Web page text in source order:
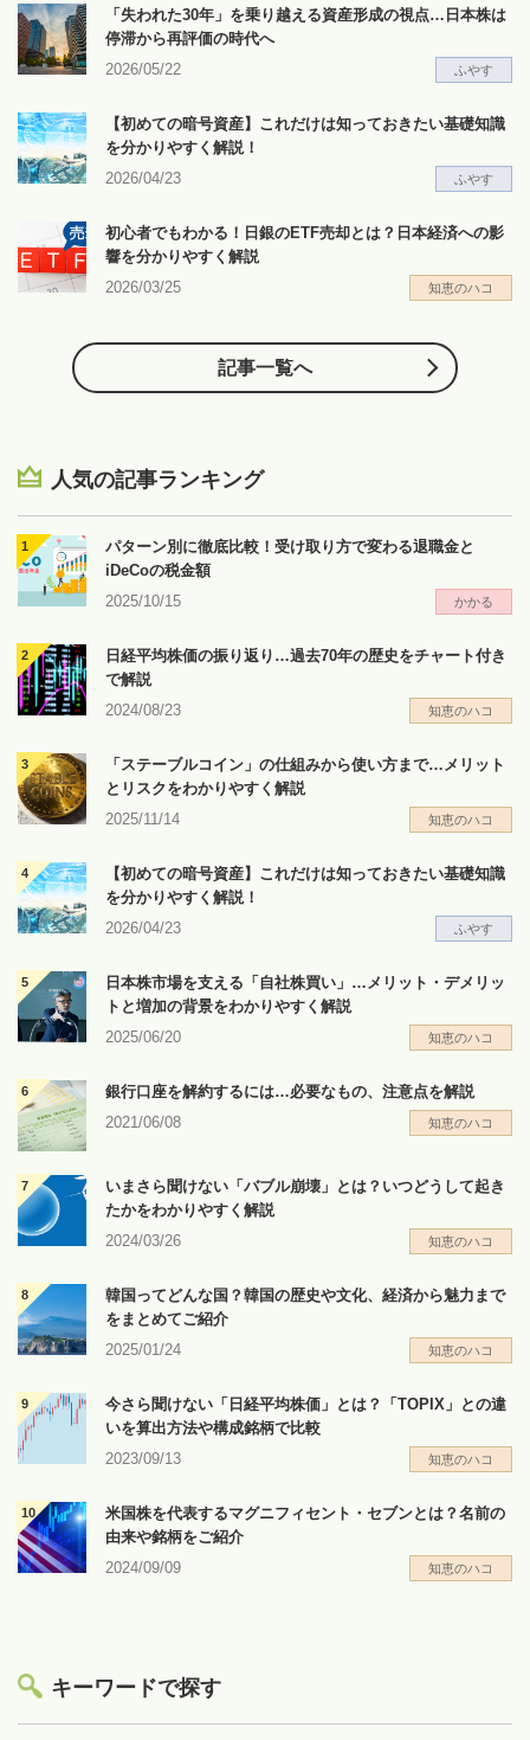
「失われた30年」を乗り越える資産形成の視点…日本株は
停滞から再評価の時代へ
2026/05/22
ふやす
【初めての暗号資産】これだけは知っておきたい基礎知識
を分かりやすく解説！
2026/04/23
ふやす
初心者でもわかる！日銀のETF売却とは？日本経済への影
響を分かりやすく解説
2026/03/25
知恵のハコ
記事一覧へ
人気の記事ランキング
パターン別に徹底比較！受け取り方で変わる退職金と
iDeCoの税金額
2025/10/15
かかる
日経平均株価の振り返り…過去70年の歴史をチャート付き
で解説
2024/08/23
知恵のハコ
「ステーブルコイン」の仕組みから使い方まで…メリット
とリスクをわかりやすく解説
2025/11/14
知恵のハコ
【初めての暗号資産】これだけは知っておきたい基礎知識
を分かりやすく解説！
2026/04/23
ふやす
日本株市場を支える「自社株買い」…メリット・デメリッ
トと増加の背景をわかりやすく解説
2025/06/20
知恵のハコ
銀行口座を解約するには…必要なもの、注意点を解説
2021/06/08
知恵のハコ
いまさら聞けない「バブル崩壊」とは？いつどうして起き
たかをわかりやすく解説
2024/03/26
知恵のハコ
韓国ってどんな国？韓国の歴史や文化、経済から魅力まで
をまとめてご紹介
2025/01/24
知恵のハコ
今さら聞けない「日経平均株価」とは？「TOPIX」との違
いを算出方法や構成銘柄で比較
2023/09/13
知恵のハコ
米国株を代表するマグニフィセント・セブンとは？名前の
由来や銘柄をご紹介
2024/09/09
知恵のハコ
キーワードで探す